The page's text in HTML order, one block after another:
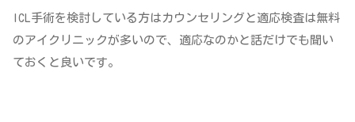
ICL手術を検討している方はカウンセリングと適応検査は無料
のアイクリニックが多いので、適応なのかと話だけでも聞い
ておくと良いです。